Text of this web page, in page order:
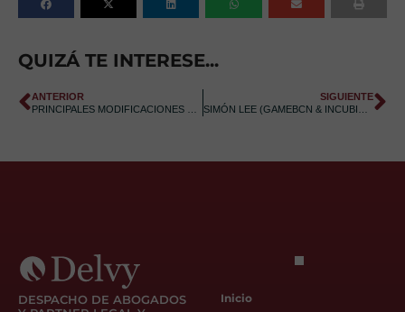
QUIZÁ TE INTERESE...
ANTERIOR
SIGUIENTE
DESPACHO DE ABOGADOS
Inicio